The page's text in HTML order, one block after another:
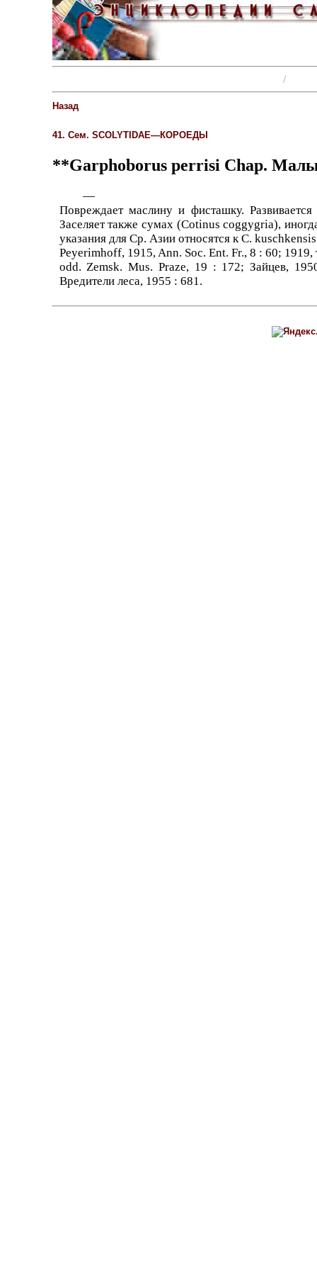
/
Назад
41. Сем. SCOLYTIDAE—КОРОЕДЫ
**Garphoborus perrisi Chap.
—
Повреждает маслину и фисташку.
Заселяет также сумах (Cotinus coggygria),
указания для Ср. Азии относятся к С.
Peyerimhoff, 1915, Ann. Soc. Ent. Fr., 8 : 60;
odd. Zemsk. Mus. Praze, 19 : 172; Зайцев,
Вредители леса, 1955 : 681.